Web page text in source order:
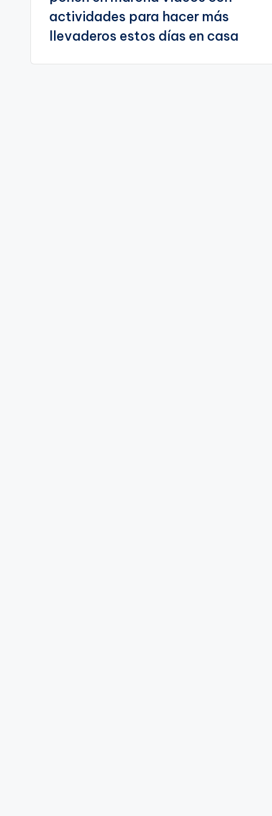
entradas
actividades para hacer más
llevaderos estos días en casa